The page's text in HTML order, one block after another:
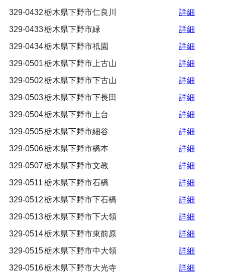
329-0432栃木県下野市仁良川
詳細
329-0433栃木県下野市緑
詳細
329-0434栃木県下野市祇園
詳細
329-0501栃木県下野市上古山
詳細
329-0502栃木県下野市下古山
詳細
329-0503栃木県下野市下長田
詳細
329-0504栃木県下野市上台
詳細
329-0505栃木県下野市細谷
詳細
329-0506栃木県下野市橋本
詳細
329-0507栃木県下野市文教
詳細
329-0511 栃木県下野市石橋
詳細
329-0512栃木県下野市下石橋
詳細
329-0513栃木県下野市下大領
詳細
329-0514栃木県下野市東前原
詳細
329-0515栃木県下野市中大領
詳細
329-0516栃木県下野市大光寺
詳細